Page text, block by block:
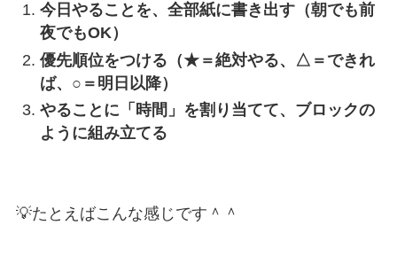
今日やることを、全部紙に書き出す（朝でも前
夜でもOK）
優先順位をつける（★＝絶対やる、△＝できれ
ば、○＝明日以降）
やることに「時間」を割り当てて、ブロックの
ように組み立てる
💡たとえばこんな感じです＾＾